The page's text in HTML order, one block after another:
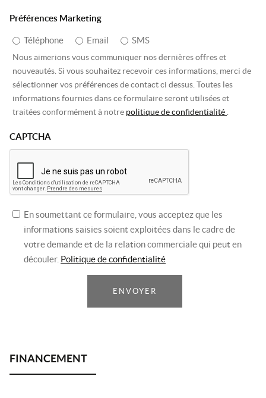
Préférences Marketing
Téléphone Email SMS
Nous aimerions vous communiquer nos dernières offres et
nouveautés. Si vous souhaitez recevoir ces informations, merci de
sélectionner vos préférences de contact ci dessus. Toutes les
informations fournies dans ce formulaire seront utilisées et
traitées conformément à notre politique de confidentialité.
CAPTCHA
En soumettant ce formulaire, vous acceptez que les
informations saisies soient exploitées dans le cadre de
votre demande et de la relation commerciale qui peut en
découler. Politique de confidentialité
ENVOYER